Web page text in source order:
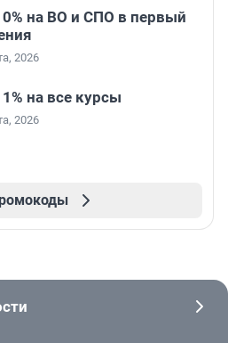
на ВО и СПО в первый
2026
на все курсы
2026